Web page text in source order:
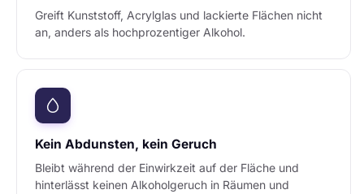
Greift Kunststoff, Acrylglas und lackierte Flächen nicht
an, anders als hochprozentiger Alkohol.
Kein Abdunsten, kein Geruch
Bleibt während der Einwirkzeit auf der Fläche und
hinterlässt keinen Alkoholgeruch in Räumen und